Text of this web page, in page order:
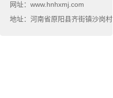
网址：www.hnhxmj.com
地址：河南省原阳县齐街镇沙岗村